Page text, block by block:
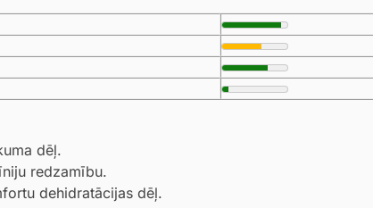
dēļ.
redzamību.
dehidratācijas dēļ.